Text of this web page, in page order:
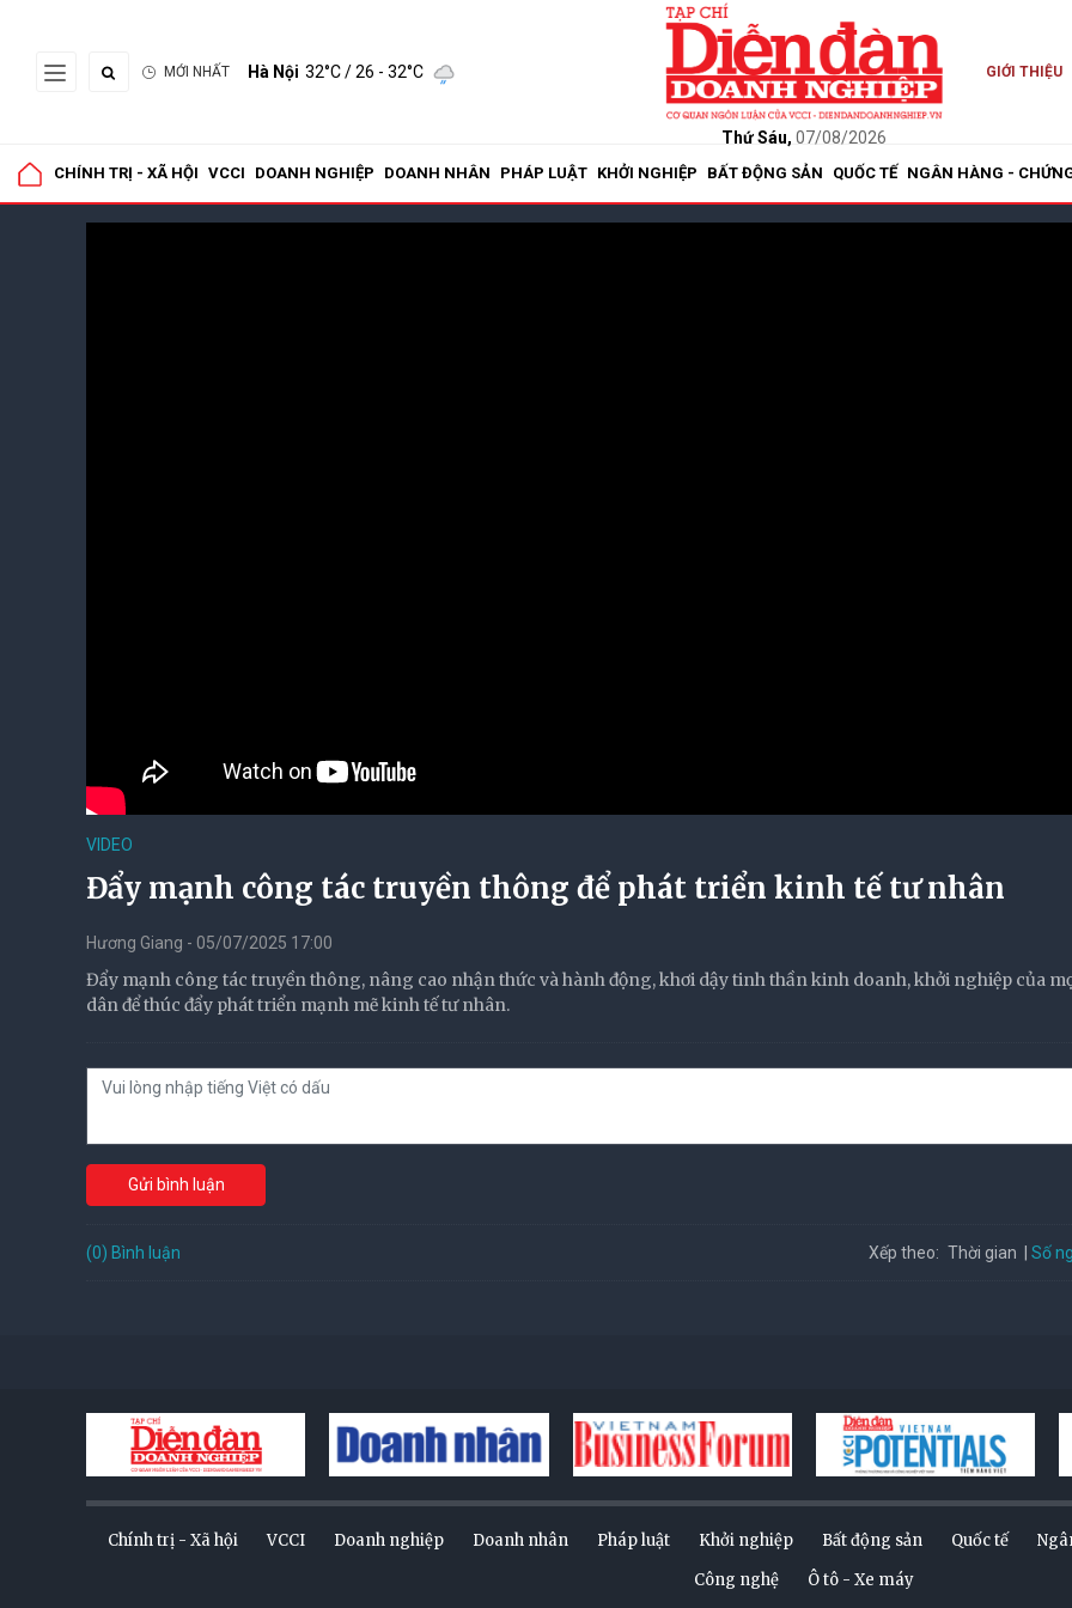
MỚI NHẤT Hà Nội 32°C/ 26 - 32°C
Thứ Sáu, 07/08/2026
GIỚI THIỆU
CHÍNH TRỊ - XÃ HỘI VCCI DOANH NGHIỆP DOANH NHÂN PHÁP LUẬT KHỞI NGHIỆP BẤT ĐỘNG SẢN QUỐC TẾ NGÂN HÀNG -
VIDEO
Đẩy mạnh công tác truyền thông để phát triển kinh tế tư nhân
Hương Giang - 05/07/2025 17:00
Đẩy mạnh công tác truyền thông, nâng cao nhận thức và hành động, khơi dậy tinh thần kinh doanh, khởi nghiệp của
dân để thúc đẩy phát triển mạnh mẽ kinh tế tư nhân.
Gửi bình luận
(0) Bình luận Xếp theo: Thời gian Số
Chính trị - Xã hội VCCI Doanh nghiệp Doanh nhân Pháp luật Khởi nghiệp Bất động sản Quốc tế
Công nghệ
Ô tô - Xe máy